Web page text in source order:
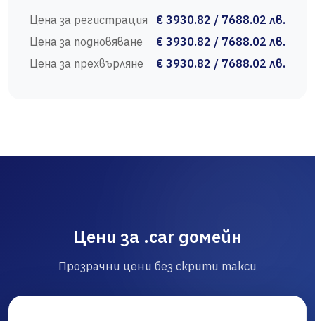
Цена за регистрация
€ 3930.82 / 7688.02 лв.
Цена за подновяване
€ 3930.82 / 7688.02 лв.
Цена за прехвърляне
€ 3930.82 / 7688.02 лв.
Цени за .car домейн
Прозрачни цени без скрити такси